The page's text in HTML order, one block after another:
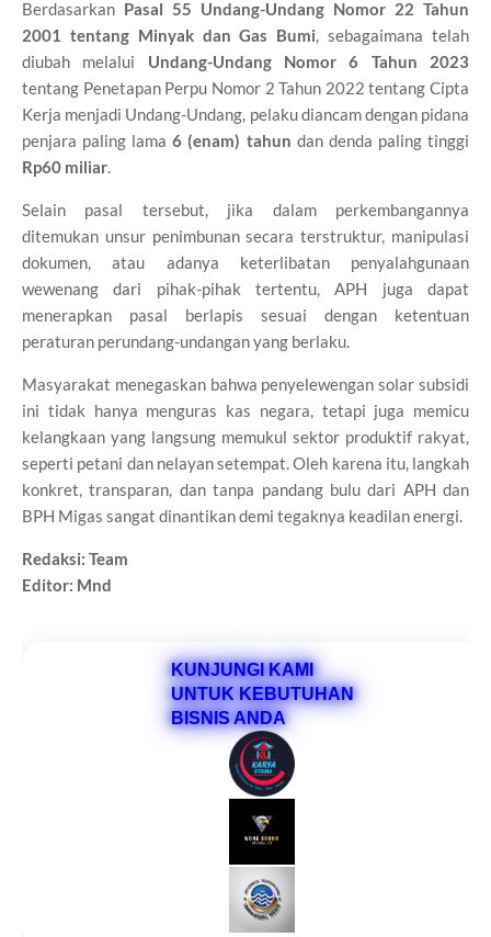
Berdasarkan Pasal 55 Undang-Undang Nomor 22 Tahun
2001 tentang Minyak dan Gas Bumi, sebagaimana telah
diubah melalui Undang-Undang Nomor 6 Tahun 2023
tentang Penetapan Perpu Nomor 2 Tahun 2022 tentang Cipta
Kerja menjadi Undang-Undang, pelaku diancam dengan pidana
penjara paling lama6 (enam) tahun dan denda paling tinggi
Rp60 miliar.
Selain pasal tersebut, jika dalam perkembangannya
ditemukan unsur penimbunan secara terstruktur, manipulasi
dokumen, atau adanya keterlibatan penyalahgunaan
wewenang dari pihak-pihak tertentu, APH juga dapat
menerapkan pasal berlapis sesuai dengan ketentuan
peraturan perundang-undangan yang berlaku.
Masyarakat menegaskan bahwa penyelewengan solar subsidi
ini tidak hanya menguras kas negara, tetapi juga memicu
kelangkaan yang langsung memukul sektor produktif rakyat,
seperti petani dan nelayan setempat. Oleh karena itu, langkah
konkret, transparan, dan tanpa pandang bulu dari APH dan
BPH Migas sangat dinantikan demi tegaknya keadilan energi.
Redaksi: Team
Editor: Mnd
KUNJUNGI KAMI
UNTUK KEBUTUHAN
BISNIS ANDA